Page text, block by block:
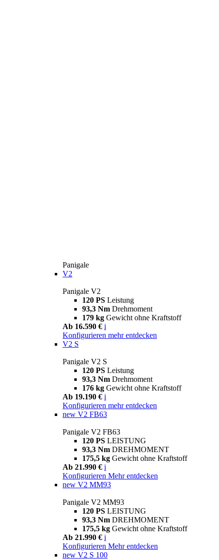
Panigale
V2
Panigale V2
120 PS Leistung
93,3 Nm Drehmoment
179 kg Gewicht ohne Kraftstoff
Ab 16.590 € i
Konfigurieren mehr entdecken
V2 S
Panigale V2 S
120 PS Leistung
93,3 Nm Drehmoment
176 kg Gewicht ohne Kraftstoff
Ab 19.190 € i
Konfigurieren mehr entdecken
new V2 FB63
Panigale V2 FB63
120 PS LEISTUNG
93,3 Nm DREHMOMENT
175,5 kg Gewicht ohne Kraftstoff
Ab 21.990 € i
Konfigurieren Mehr entdecken
new V2 MM93
Panigale V2 MM93
120 PS LEISTUNG
93,3 Nm DREHMOMENT
175,5 kg Gewicht ohne Kraftstoff
Ab 21.990 € i
Konfigurieren Mehr entdecken
new V2 S 100